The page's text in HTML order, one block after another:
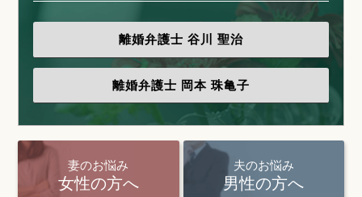
離婚弁護士 谷川 聖治
離婚弁護士 岡本 珠亀子
妻のお悩み
女性の方へ
夫のお悩み
男性の方へ